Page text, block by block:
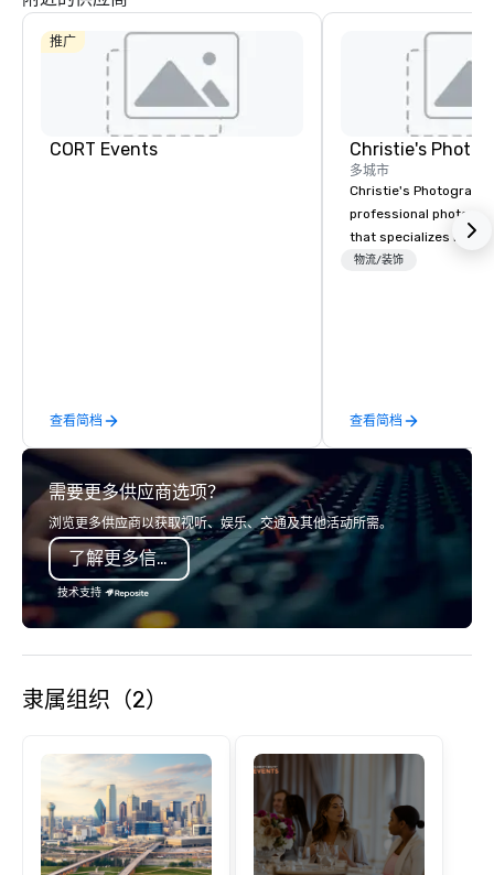
The Highland
Mockingbird
推广
CORT Events
查看简档
多城市
Christie's
professional
that specializes in
for corporate events.
event photography.
printing and framing
allowing clients to
images in a variety of
Christie's
committed to
clients.
物流/装饰
查看简档
需要更多供应商选项？
浏览更多供应商以获取视听、娱乐、交通及其他活动所需。
了解更多信息
技术支持
隶属组织（2）